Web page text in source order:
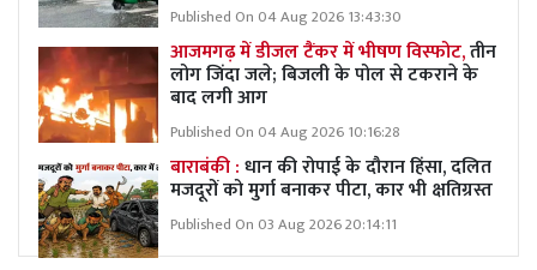
Published On 04 Aug 2026 13:43:30
आजमगढ़ में डीजल टैंकर में भीषण विस्फोट,तीन
लोग जिंदा जले; बिजली के पोल से टकराने के
बाद लगी आग
Published On 04 Aug 2026 10:16:28
बाराबंकी :धान की रोपाई के दौरान हिंसा, दलित
मजदूरों को मुर्गा बनाकर पीटा, कार भी क्षतिग्रस्त
Published On 03 Aug 2026 20:14:11